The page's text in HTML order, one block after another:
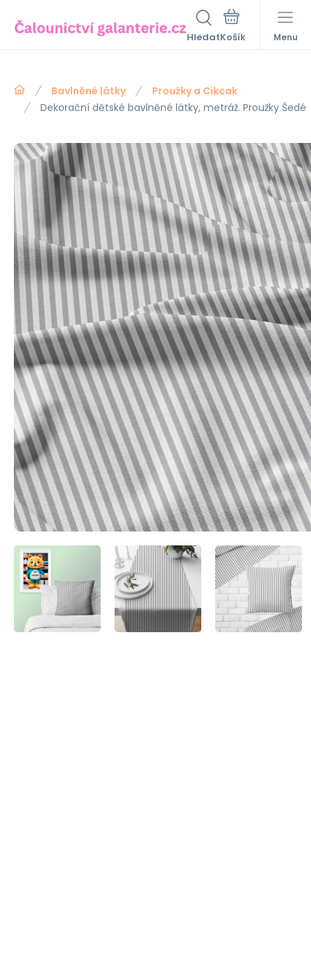
Hledat Menu
Bavlněné látky
Proužky a Cikcak
Dekorační dětské bavlněné látky, metráž. Proužky Šedé